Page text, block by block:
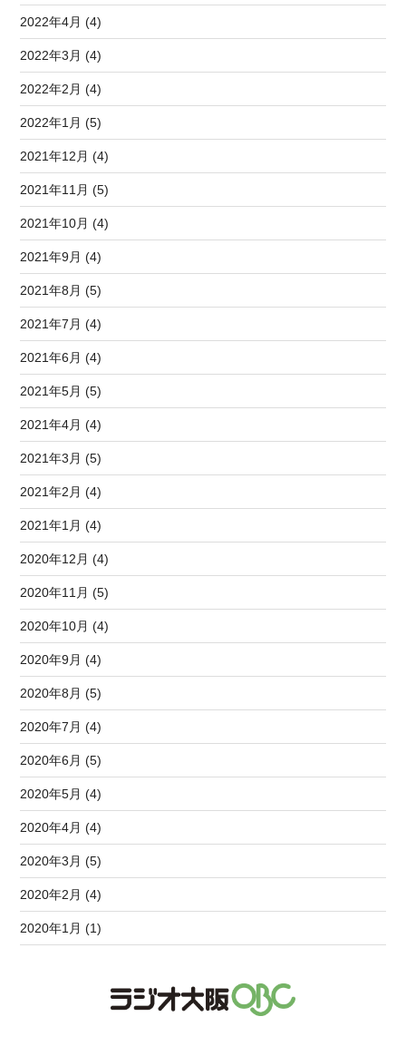
2022年4月 (4)
2022年3月 (4)
2022年2月 (4)
2022年1月 (5)
2021年12月 (4)
2021年11月 (5)
2021年10月 (4)
2021年9月 (4)
2021年8月 (5)
2021年7月 (4)
2021年6月 (4)
2021年5月 (5)
2021年4月 (4)
2021年3月 (5)
2021年2月 (4)
2021年1月 (4)
2020年12月 (4)
2020年11月 (5)
2020年10月 (4)
2020年9月 (4)
2020年8月 (5)
2020年7月 (4)
2020年6月 (5)
2020年5月 (4)
2020年4月 (4)
2020年3月 (5)
2020年2月 (4)
2020年1月 (1)